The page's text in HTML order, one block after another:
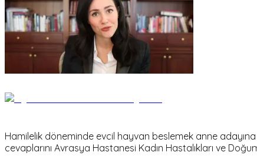
Hamilelik döneminde evcil hayvan beslemek anne
cevaplarını Avrasya Hastanesi Kadın Hastalıkları ve